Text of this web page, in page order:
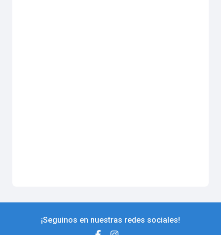
¡Seguinos en nuestras redes sociales!